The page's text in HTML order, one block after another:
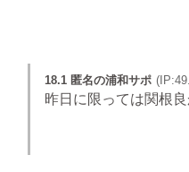
18.1 匿名の浦和サポ
昨日に限っては関根